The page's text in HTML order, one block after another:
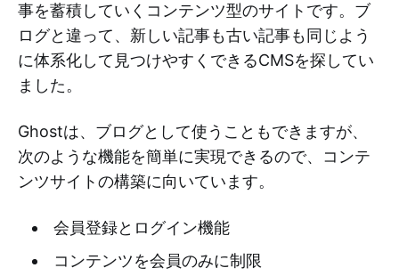
事を蓄積していくコンテンツ型のサイトです。ブ
ログと違って、新しい記事も古い記事も同じよう
に体系化して見つけやすくできるCMSを探してい
ました。
Ghostは、ブログとして使うこともできますが、
次のような機能を簡単に実現できるので、コンテ
ンツサイトの構築に向いています。
会員登録とログイン機能
コンテンツを会員のみに制限